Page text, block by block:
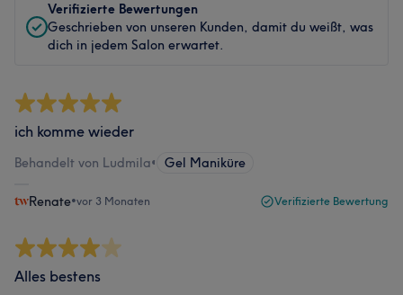
Verifizierte Bewertungen
Geschrieben von unseren Kunden, damit du weißt, was
dich in jedem Salon erwartet.
ich komme wieder
Behandelt von Ludmila• Gel Maniküre
Renate•vor 3 Monaten Verifizierte Bewertung
Alles bestens